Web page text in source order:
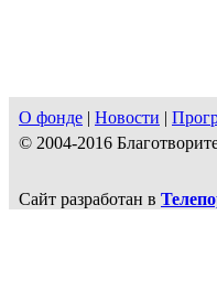
О фонде | Новости |
© 2004-2016
Сайт разработан в